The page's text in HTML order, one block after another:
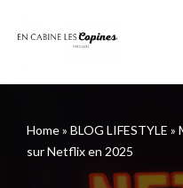
Home» BLOG LIFESTYLE »
sur Netflix en 2025